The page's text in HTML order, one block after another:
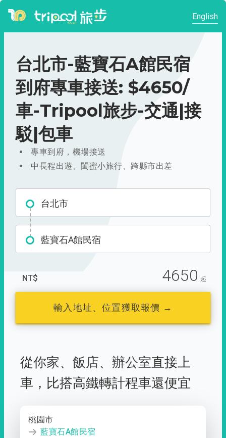
English
台北市-藍寶石A館民宿
到府專車接送: $4650/
車-Tripool旅步-交通|接
駁|包車
專車到府，機場接送
中長程出遊、閨蜜小旅行、跨縣市出差
台北市
藍寶石A館民宿
NT$ 4650 起
輸入地址、位置獲取報價 →
從你家、 飯店、 辦公室直接上
車， 比搭高鐵轉計程車還便宜
桃園市
藍寶石A館民宿